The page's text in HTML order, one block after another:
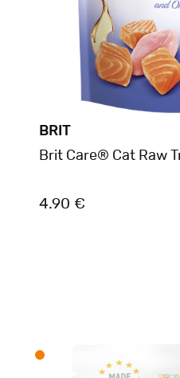
BRIT
Brit Care® Cat Raw
4.90 €